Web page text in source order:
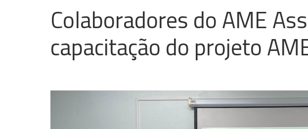
Colaboradores do AME
capacitação do projeto